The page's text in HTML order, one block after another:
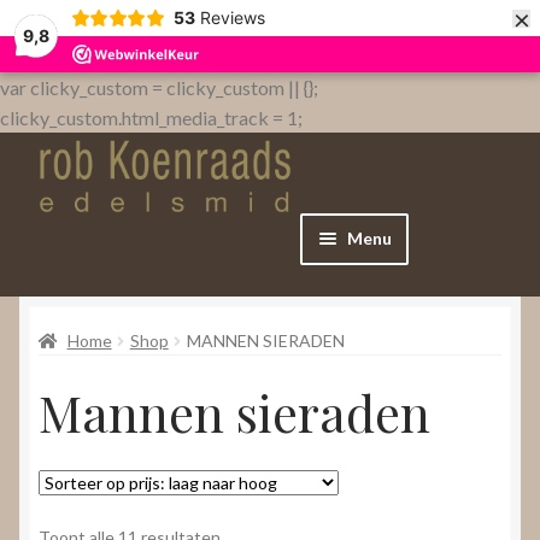
9,8
53 Reviews ×
var clicky_custom = clicky_custom || {};
clicky_custom.html_media_track = 1;
Menu
Home
Over
Contact
Home Shop MANNEN SIERADEN
Mannen sieraden